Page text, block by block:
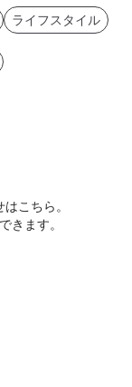
ライフスタイル
こちら。
きます。